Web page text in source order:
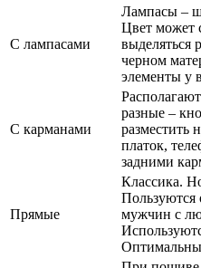
С лампасами
Лампасы –
Цвет может
выделяться
черном
элементы у
С карманами
разные –
разместить
платок,
задними
Прямые
Классика.
Пользуются
мужчин с